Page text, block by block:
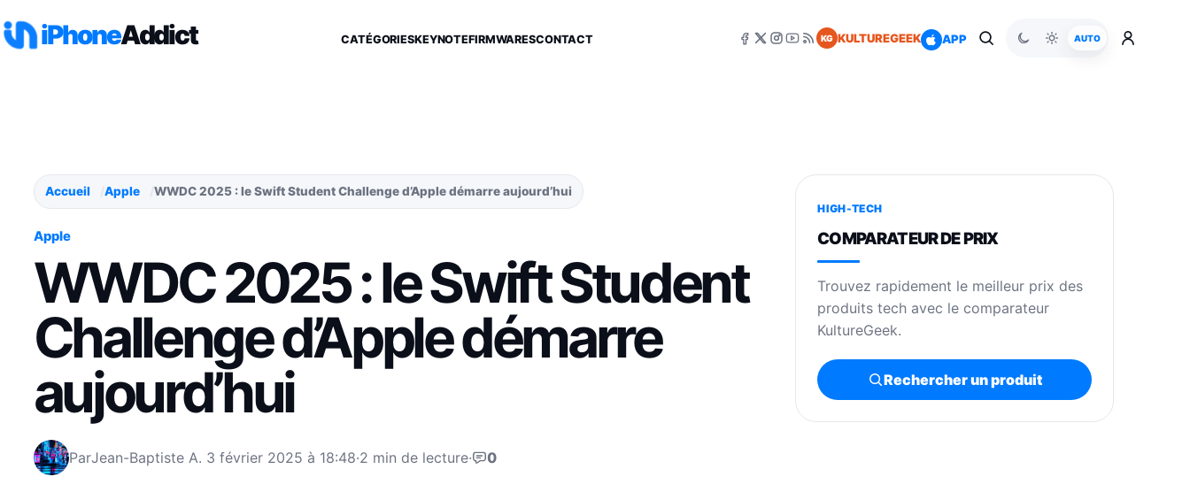
iPhoneAddict CATÉGORIESKEYNOTEFIRMWARESCONTACT KG KULTUREGEEK APP AUTO
Accueil Apple WWDC 2025 : le Swift Student Challenge d’Apple démarre aujourd’hui
Apple
WWDC 2025 : le Swift Student
Challenge d’Apple démarre
aujourd’hui
ParJean-Baptiste A. 3 février 2025 à 18:48·2 min de lecture· 0
HIGH-TECH
COMPARATEUR DE PRIX
Trouvez rapidement le meilleur prix des
produits tech avec le comparateur
KultureGeek.
Rechercher un produit